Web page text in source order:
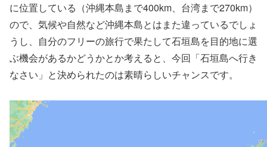
に位置している（沖縄本島まで400km、台湾まで270km）
ので、気候や自然など沖縄本島とはまた違っているでしょ
うし、自分のフリーの旅行で果たして石垣島を目的地に選
ぶ機会があるかどうかとか考えると、今回「石垣島へ行き
なさい」と決められたのは素晴らしいチャンスです。